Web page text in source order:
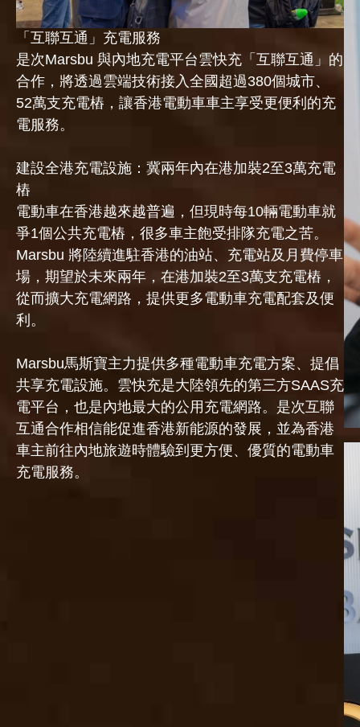
「互聯互通」充電服務
是次Marsbu 與內地充電平台雲快充「互聯互通」的
合作，將透過雲端技術接入全國超過380個城市、
52萬支充電樁，讓香港電動車車主享受更便利的充
電服務。
建設全港充電設施：冀兩年內在港加裝2至3萬充電
樁
電動車在香港越來越普遍，但現時每10輛電動車就
爭1個公共充電樁，很多車主飽受排隊充電之苦。
Marsbu 將陸續進駐香港的油站、充電站及月費停車
場，期望於未來兩年，在港加裝2至3萬支充電樁，
從而擴大充電網路，提供更多電動車充電配套及便
利。
Marsbu馬斯寶主力提供多種電動車充電方案、提倡
共享充電設施。雲快充是大陸領先的第三方SAAS充
電平台，也是內地最大的公用充電網路。是次互聯
互通合作相信能促進香港新能源的發展，並為香港
車主前往內地旅遊時體驗到更方便、優質的電動車
充電服務。